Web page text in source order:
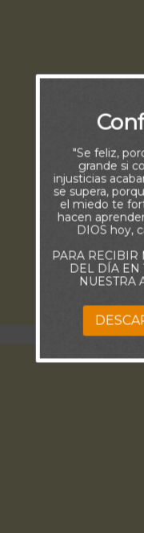
"Se feliz,
grande si
injusticias
se supera,
el miedo te
hacen
DIOS hoy,
PARA RECIBIR
DEL DÍA EN
NUESTRA